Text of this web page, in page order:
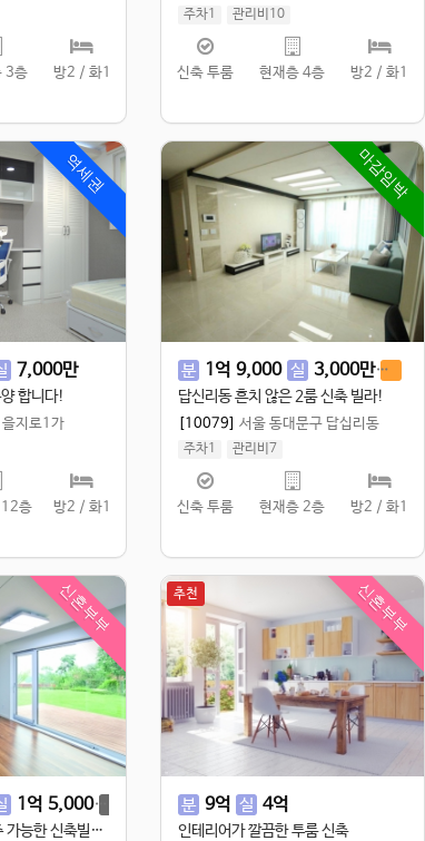
㎡
3층 방2 / 화1
주차1
관리비10
실 60㎡
신축 투룸 현재층 4층 방2 / 화1
역세권
7,000만
합니다!
지로1가
층 방2 / 화1
마감임박
분 1억 9,000 실 3,000만 전
답신리동 흔치 않은 2룸 신축 빌라!
[10079] 서울 동대문구 답십리동
주차1
관리비7
실 92㎡
공 110㎡
신축 투룸 현재층 2층 방2 / 화1
신혼부부
1억 5,000 9,000
당산동1가 즉시 입주 가능한 신축빌라!
신혼부부
추천
분 9억 실 4억
인테리어가 깔끔한 투룸 신축